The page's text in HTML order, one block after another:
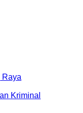
Raya
Kriminal